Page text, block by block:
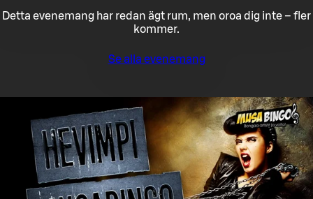
Detta evenemang har redan ägt rum, men oroa dig inte – fler
kommer.
Se alla evenemang